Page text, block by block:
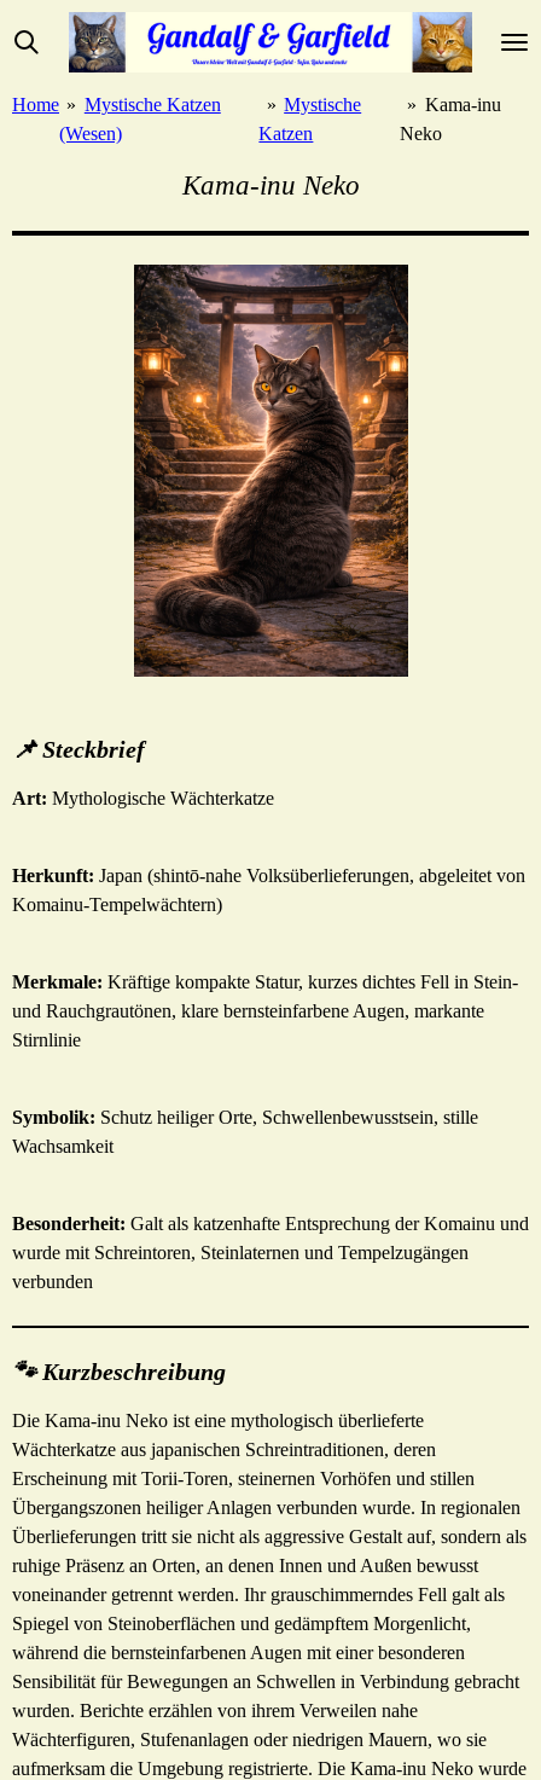
Hauptinhalt
Home » Mystische Katzen
(Wesen)
» Mystische
Katzen
» Kama-inu
Neko
Kama-inu Neko
📌 Steckbrief
Art: Mythologische Wächterkatze
Herkunft: Japan (shintō-nahe Volksüberlieferungen, abgeleitet von
Komainu-Tempelwächtern)
Merkmale: Kräftige kompakte Statur, kurzes dichtes Fell in Stein-
und Rauchgrautönen, klare bernsteinfarbene Augen, markante
Stirnlinie
Symbolik: Schutz heiliger Orte, Schwellenbewusstsein, stille
Wachsamkeit
Besonderheit: Galt als katzenhafte Entsprechung der Komainu und
wurde mit Schreintoren, Steinlaternen und Tempelzugängen
verbunden
🐾 Kurzbeschreibung
Die Kama-inu Neko ist eine mythologisch überlieferte
Wächterkatze aus japanischen Schreintraditionen, deren
Erscheinung mit Torii-Toren, steinernen Vorhöfen und stillen
Übergangszonen heiliger Anlagen verbunden wurde. In regionalen
Überlieferungen tritt sie nicht als aggressive Gestalt auf, sondern als
ruhige Präsenz an Orten, an denen Innen und Außen bewusst
voneinander getrennt werden. Ihr grauschimmerndes Fell galt als
Spiegel von Steinoberflächen und gedämpftem Morgenlicht,
während die bernsteinfarbenen Augen mit einer besonderen
Sensibilität für Bewegungen an Schwellen in Verbindung gebracht
wurden. Berichte erzählen von ihrem Verweilen nahe
Wächterfiguren, Stufenanlagen oder niedrigen Mauern, wo sie
aufmerksam die Umgebung registrierte. Die Kama-inu Neko wurde